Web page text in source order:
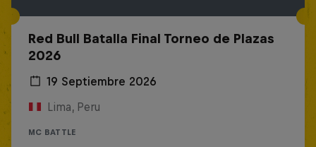
Red Bull Batalla Final Torneo de Plazas
2026
19 Septiembre 2026
Lima, Peru
MC BATTLE